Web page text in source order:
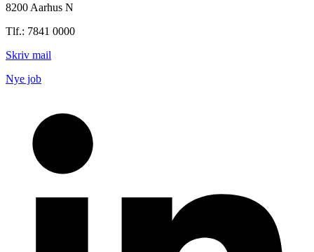
8200 Aarhus N
Tlf.: 7841 0000
Skriv mail
Nye job